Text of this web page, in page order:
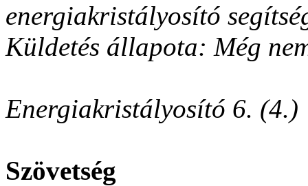
energiakristályosító
Küldetés állapota: Még
Energiakristályosító 6. (4.)
Szövetség